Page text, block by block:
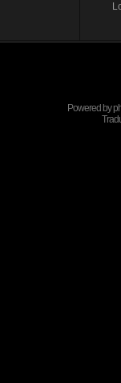
Powered by